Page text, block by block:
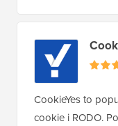
CookieYes to
cookie i RODO.